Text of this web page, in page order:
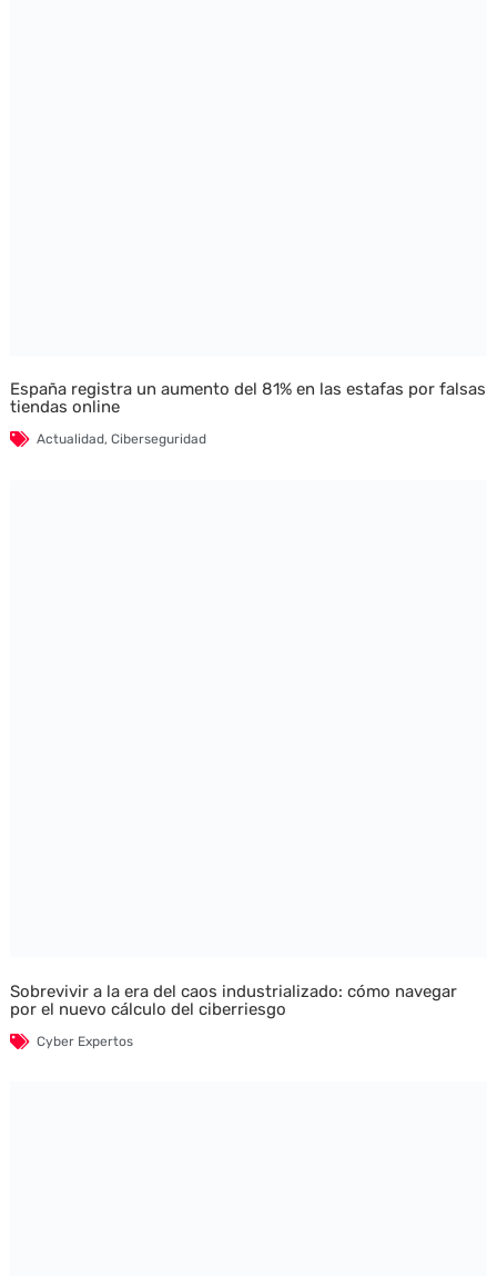
España registra un aumento del 81% en las estafas por falsas
tiendas online
Actualidad, Ciberseguridad
Sobrevivir a la era del caos industrializado: cómo navegar
por el nuevo cálculo del ciberriesgo
Cyber Expertos